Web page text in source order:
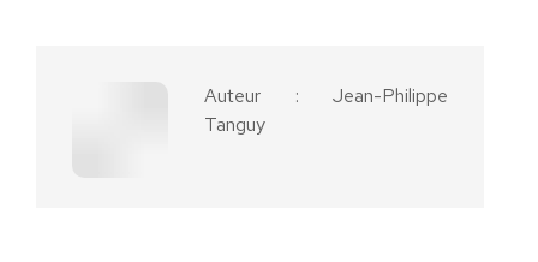
Auteur : Jean-Philippe
Tanguy